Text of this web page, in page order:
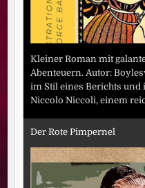
Kleiner Roman mit
Abenteuern. Autor:
im Stil eines Berichts und
Niccolo Niccoli, einem
Der Rote Pimpernel